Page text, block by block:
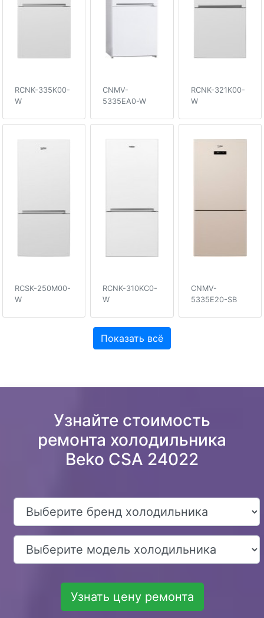
RCNK-335K00-
W
CNMV-
5335EA0-W
RCNK-321K00-
W
RCSK-250M00-
W
RCNK-310KC0-
W
CNMV-
5335E20-SB
Показать всё
Узнайте стоимость
ремонта холодильника
Beko CSA 24022
Узнать цену ремонта